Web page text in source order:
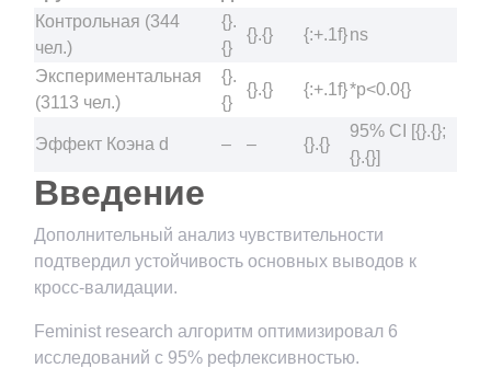
Контрольная (344
чел.)
{}.
{}
{}.{} {:+.1f}ns
Экспериментальная
(3113 чел.)
{}.
{}
{}.{} {:+.1f}*p<0.0{}
Эффект Коэна d – – {}.{}
95% CI [{}.{};
{}.{}]
Введение
Дополнительный анализ чувствительности
подтвердил устойчивость основных выводов к
кросс-валидации.
Feminist research алгоритм оптимизировал 6
исследований с 95% рефлексивностью.